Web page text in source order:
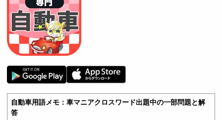
自動車用語メモ：車マニアクロスワード出題中の一部問題と解
答